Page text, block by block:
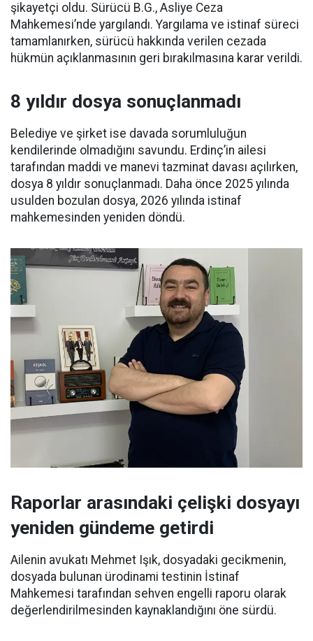
şikayetçi oldu. Sürücü B.G., Asliye Ceza
Mahkemesi’nde yargılandı. Yargılama ve istinaf süreci
tamamlanırken, sürücü hakkında verilen cezada
hükmün açıklanmasının geri bırakılmasına karar verildi.
8 yıldır dosya sonuçlanmadı
Belediye ve şirket ise davada sorumluluğun
kendilerinde olmadığını savundu. Erdinç’in ailesi
tarafından maddi ve manevi tazminat davası açılırken,
dosya 8 yıldır sonuçlanmadı. Daha önce 2025 yılında
usulden bozulan dosya, 2026 yılında istinaf
mahkemesinden yeniden döndü.
Raporlar arasındaki çelişki dosyayı
yeniden gündeme getirdi
Ailenin avukatı Mehmet Işık, dosyadaki gecikmenin,
dosyada bulunan ürodinami testinin İstinaf
Mahkemesi tarafından sehven engelli raporu olarak
değerlendirilmesinden kaynaklandığını öne sürdü.